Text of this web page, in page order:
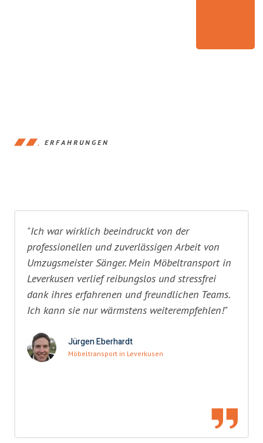
ERFAHRUNGEN
"Ich war wirklich beeindruckt von der
professionellen und zuverlässigen Arbeit von
Umzugsmeister Sänger. Mein Möbeltransport in
Leverkusen verlief reibungslos und stressfrei
dank ihres erfahrenen und freundlichen Teams.
Ich kann sie nur wärmstens weiterempfehlen!"
Jürgen Eberhardt
Möbeltransport in Leverkusen